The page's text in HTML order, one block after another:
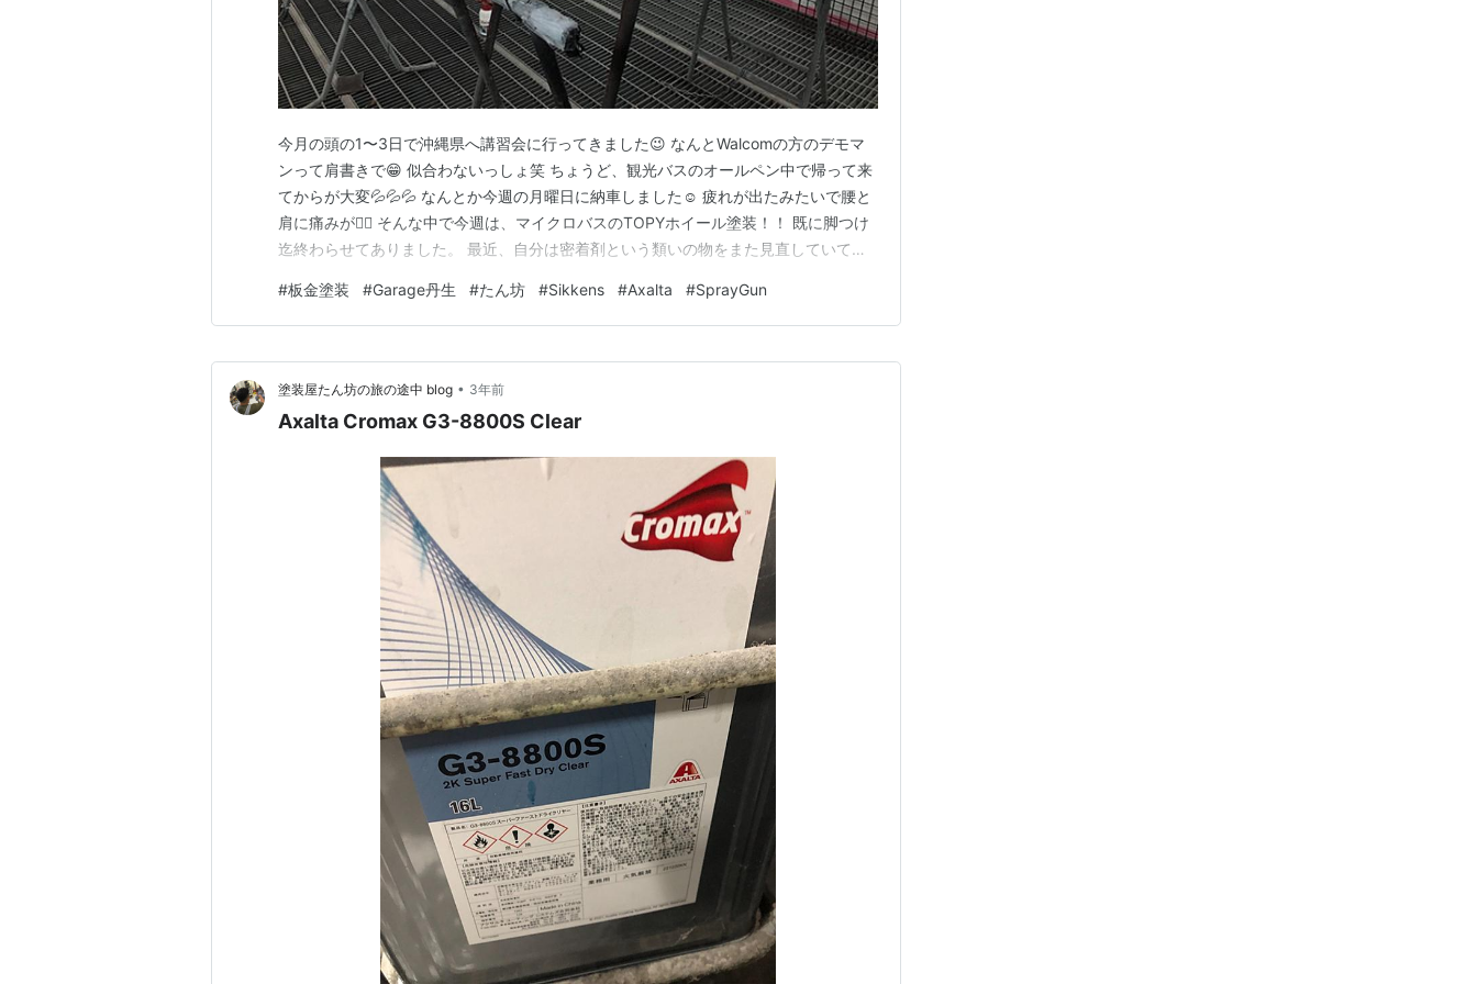
今月の頭の1〜3日で沖縄県へ講習会に行ってきました😉 なんとWalcomの方のデモマ
ンって肩書きで😁 似合わないっしょ笑 ちょうど、観光バスのオールペン中で帰って来
てからが大変💦💦💦 なんとか今週の月曜日に納車しました☺️ 疲れが出たみたいで腰と
肩に痛みが🤦‍♂️ そんな中で今週は、マイクロバスのTOPYホイール塗装！！ 既に脚つけ
迄終わらせてありました。 最近、自分は密着剤という類いの物をまた見直していて結
ー ピタキング602ECO | プライマー | Solar それと、ガスプライマー併用ですね！ ガス
式プライ…
#板金塗装 #Garage丹生 #たん坊 #Sikkens #Axalta #SprayGun
塗装屋たん坊の旅の途中 blog • 3年前
Axalta Cromax G3-8800S Clear